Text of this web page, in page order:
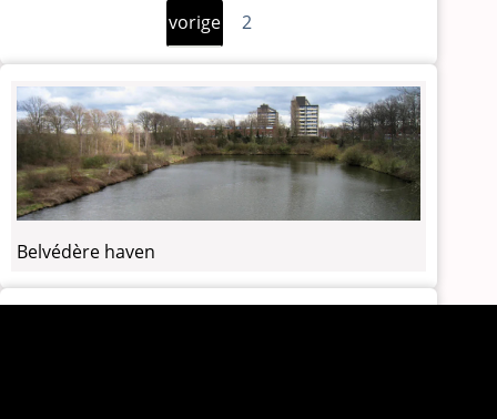
Vorige
pagina
vorige 2
Belvédère haven